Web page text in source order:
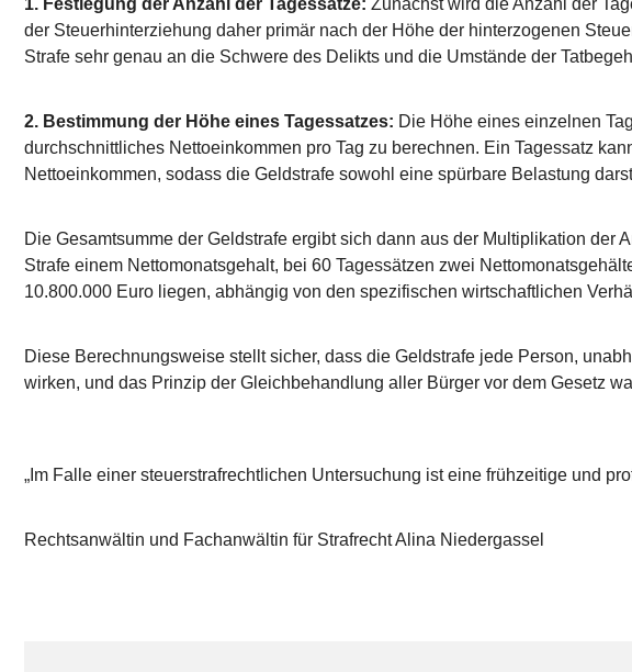
1. Festlegung der Anzahl der Tagessätze: Zunächst wird die Anzahl der
der Steuerhinterziehung daher primär nach der Höhe der hinterzogenen
Strafe sehr genau an die Schwere des Delikts und die Umstände der
2. Bestimmung der Höhe eines Tagessatzes: Die Höhe eines einzelnen
durchschnittliches Nettoeinkommen pro Tag zu berechnen. Ein Tagessatz
Nettoeinkommen, sodass die Geldstrafe sowohl eine spürbare Belastung
Die Gesamtsumme der Geldstrafe ergibt sich dann aus der Multiplikation
Strafe einem Nettomonatsgehalt, bei 60 Tagessätzen zwei
10.800.000 Euro liegen, abhängig von den spezifischen wirtschaftlichen
Diese Berechnungsweise stellt sicher, dass die Geldstrafe jede Person,
wirken, und das Prinzip der Gleichbehandlung aller Bürger vor dem Gesetz
„Im Falle einer steuerstrafrechtlichen Untersuchung ist eine frühzeitige und
Rechtsanwältin und Fachanwältin für Strafrecht Alina Niedergassel